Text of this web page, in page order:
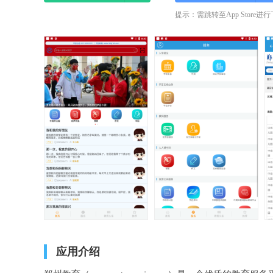
提示：需跳转至App Store进行
应用介绍